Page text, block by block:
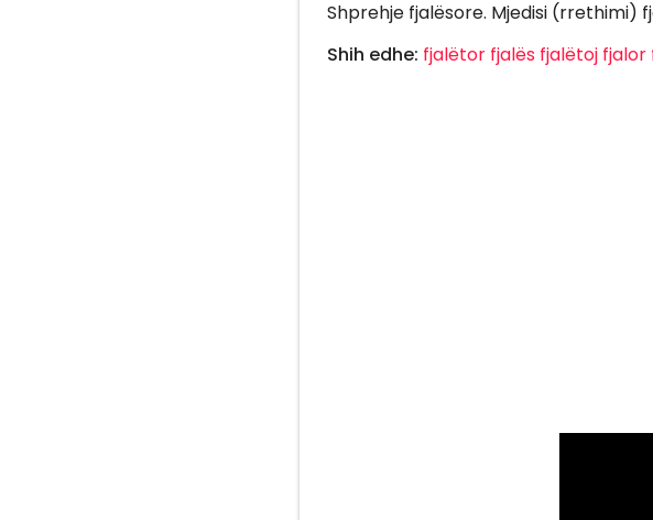
Shprehje fjalësore. Mjedisi (rrethimi)
Shih edhe: fjalëtor fjalës fjalëtoj fjalor